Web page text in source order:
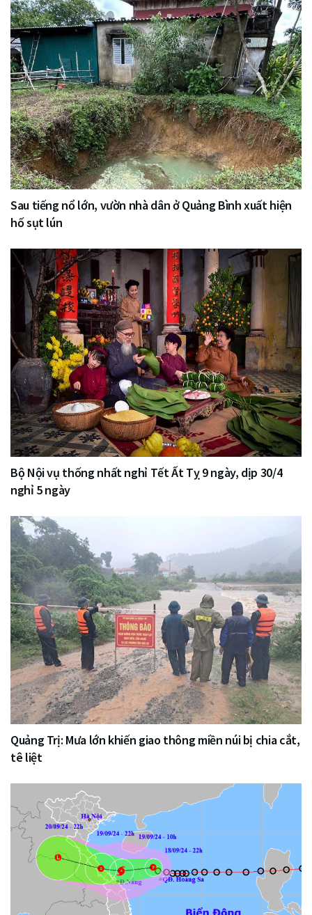
Sau tiếng nổ lớn, vườn nhà dân ở Quảng Bình xuất hiện
hố sụt lún
Bộ Nội vụ thống nhất nghỉ Tết Ất Tỵ 9 ngày, dịp 30/4
nghỉ 5 ngày
Quảng Trị: Mưa lớn khiến giao thông miền núi bị chia cắt,
tê liệt